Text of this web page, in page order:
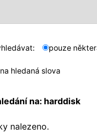
pouze
hledaná slova
na: harddisk
nalezeno.